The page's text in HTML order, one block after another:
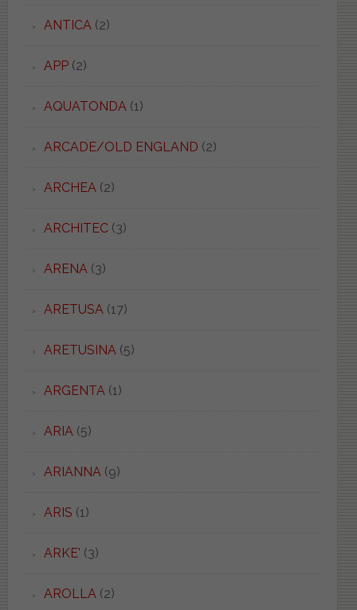
ANTICA(2)
APP(2)
AQUATONDA(1)
ARCADE/OLD ENGLAND (2)
ARCHEA(2)
ARCHITEC(3)
ARENA(3)
ARETUSA(17)
ARETUSINA(5)
ARGENTA(1)
ARIA(5)
ARIANNA(9)
ARIS (1)
ARKE' (3)
AROLLA(2)